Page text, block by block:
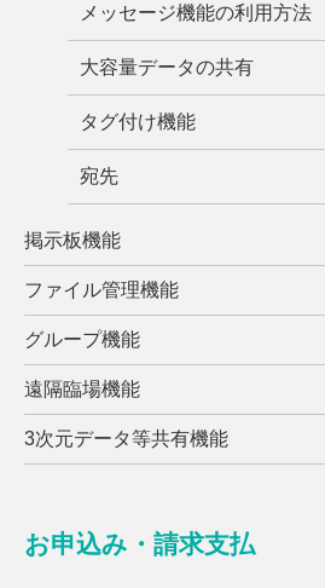
メッセージ機能の利用方法
大容量データの共有
タグ付け機能
宛先
掲示板機能
ファイル管理機能
グループ機能
遠隔臨場機能
3次元データ等共有機能
お申込み・請求支払